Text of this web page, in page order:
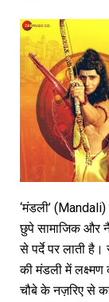
‘मंडली’
छुपे सामाजिक और
से पर्दे पर लाती
की मंडली में लक्ष्मण
चौबे के नज़रिए से